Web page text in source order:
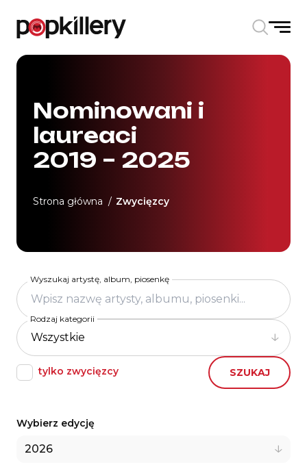
Nominowani i
laureaci
2019 – 2025
Strona główna Zwycięzcy
Wyszukaj artystę, album, piosenkę
Rodzaj kategorii
tylko zwycięzcy SZUKAJ
Wybierz edycję